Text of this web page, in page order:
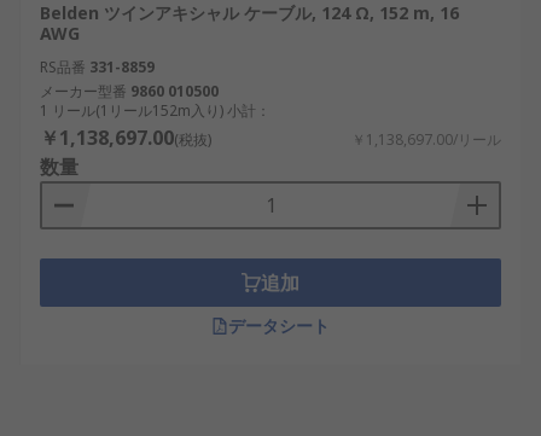
Belden ツインアキシャル ケーブル, 124 Ω, 152 m, 16
AWG
RS品番 331-8859
メーカー型番 9860 010500
1 リール(1リール152m入り) 小計：
￥1,138,697.00(税抜) ￥1,138,697.00/リール
数量
追加
データシート